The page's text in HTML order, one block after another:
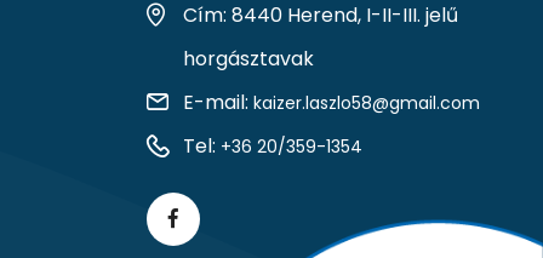
Cím: 8440 Herend, I-II-III. jelű
horgásztavak
E-mail: kaizer.laszlo58@gmail.com
Tel: +36 20/359-1354